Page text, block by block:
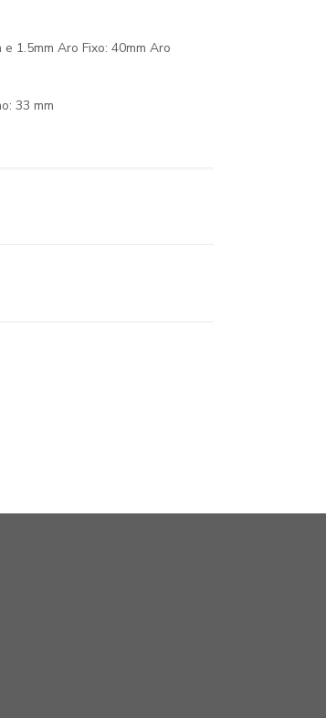
1.5mm Aro Fixo: 40mm Aro
33 mm